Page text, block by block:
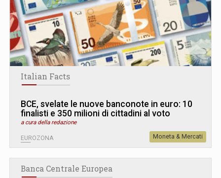
Italian Facts
BCE, svelate le nuove banconote in euro: 10
finalisti e 350 milioni di cittadini al voto
a cura della redazione
EUROZONA Moneta & Mercati
Banca Centrale Europea